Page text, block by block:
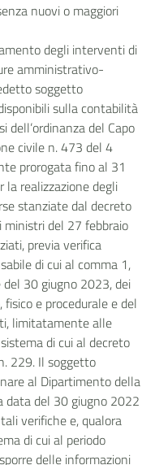
nuovi o maggiori
degli interventi di
amministrativo-
soggetto
sulla contabilità
dell’ordinanza del Capo
civile n. 473 del 4
prorogata fino al 31
realizzazione degli
stanziate dal decreto
ministri del 27 febbraio
previa verifica
di cui al comma 1,
30 giugno 2023, dei
e procedurale e del
limitatamente alle
di cui al decreto
229. Il soggetto
al Dipartimento della
data del 30 giugno 2022
verifiche e, qualora
di cui al periodo
delle informazioni